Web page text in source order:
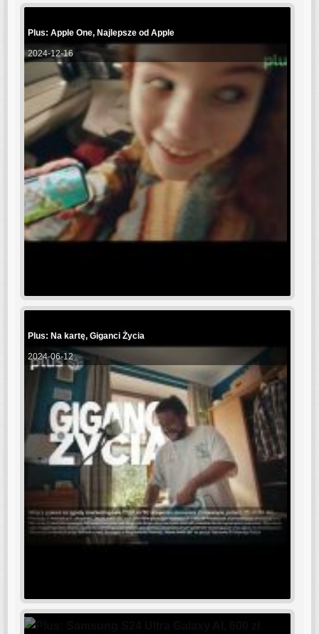
Plus: Apple One, Najlepsze od Apple
2024-12-16
Plus: Na kartę, Giganci Życia
2024-06-12